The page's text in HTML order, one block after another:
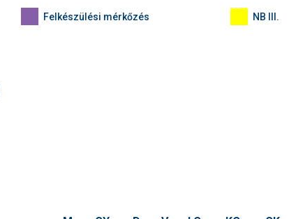
MÉRKŐZÉSEK
Felkészülési mérkőzés NB III.